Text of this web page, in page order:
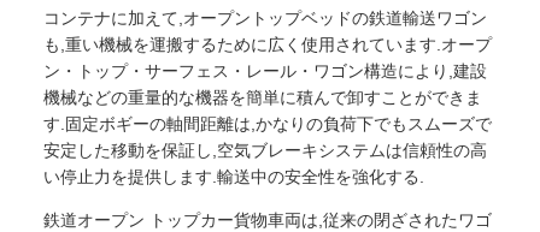
コンテナに加えて,オープントップベッドの鉄道輸送ワゴン
も,重い機械を運搬するために広く使用されています.オープ
ン・トップ・サーフェス・レール・ワゴン構造により,建設
機械などの重量的な機器を簡単に積んで卸すことができま
す.固定ボギーの軸間距離は,かなりの負荷下でもスムーズで
安定した移動を保証し,空気ブレーキシステムは信頼性の高
い停止力を提供します.輸送中の安全性を強化する.
鉄道オープン トップカー貨物車両は,従来の閉ざされたワゴ